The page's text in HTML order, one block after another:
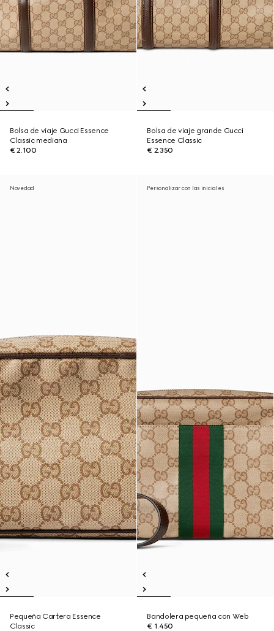
Bolsa de viaje Gucci Essence
Classic mediana
€ 2.100
Bolsa de viaje grande Gucci
Essence Classic
€ 2.350
Novedad
Pequeña Cartera Essence
Classic
Personalizar con las iniciales
Bandolera pequeña con Web
€ 1.450